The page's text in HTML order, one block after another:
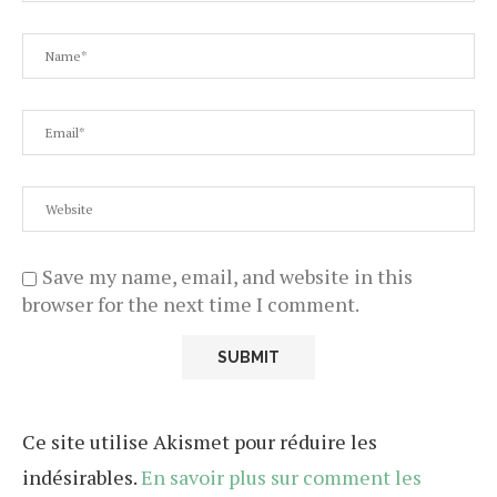
Save my name, email, and website in this
browser for the next time I comment.
Ce site utilise Akismet pour réduire les
indésirables.En savoir plus sur comment les